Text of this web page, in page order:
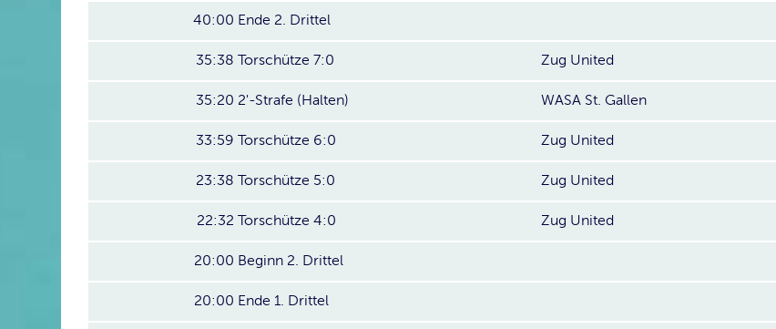
40:00 Ende 2. Drittel
35:38 Torschütze 7:0 Zug United
35:20 2'-Strafe (Halten) WASA St. Gallen
33:59 Torschütze 6:0 Zug United
23:38 Torschütze 5:0 Zug United
22:32 Torschütze 4:0 Zug United
20:00 Beginn 2. Drittel
20:00 Ende 1. Drittel